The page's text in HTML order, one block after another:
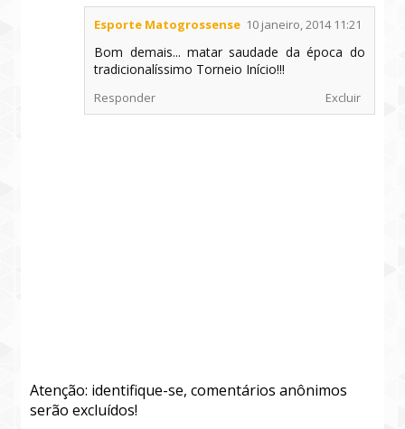
Esporte Matogrossense 10 janeiro, 2014 11:21
Bom demais... matar saudade da época do
tradicionalíssimo Torneio Início!!!
Responder Excluir
Atenção: identifique-se, comentários anônimos
serão excluídos!